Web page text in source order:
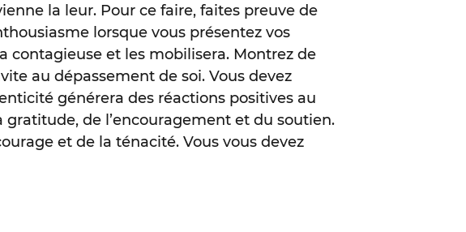
la leur. Pour ce faire, faites preuve de
lorsque vous présentez vos
contagieuse et les mobilisera. Montrez de
au dépassement de soi. Vous devez
générera des réactions positives au
gratitude, de l’encouragement et du soutien.
et de la ténacité. Vous vous devez